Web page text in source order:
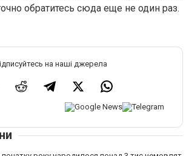
обратитесь сюда еще не один раз.
на наші джерела